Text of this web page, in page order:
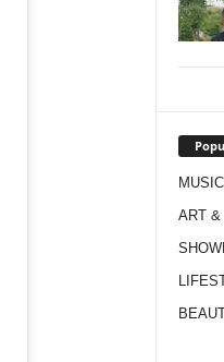
MUSIC
ART &